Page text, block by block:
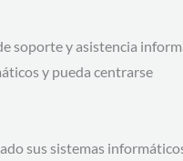
soporte y asistencia
y pueda centrarse
sus sistemas